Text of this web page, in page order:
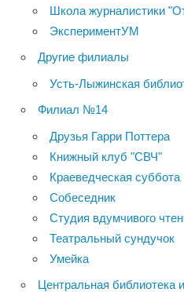
Школа журналистики
ЭкспериментУМ
Другие филиалы
Усть-Лыжинская
Филиал №14
Друзья Гарри Поттера
Книжный клуб "СВЧ"
Краеведческая суббота
Собеседник
Студия вдумчивого
Театральный сундучок
Умейка
Центральная